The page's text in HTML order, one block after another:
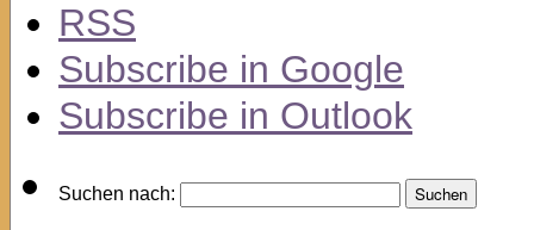
RSS
Subscribe in Google
Subscribe in Outlook
Suchen nach: